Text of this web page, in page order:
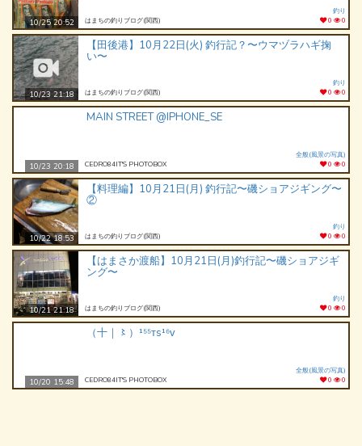
10/25 20:52 はまちの釣りブログ(関西)
釣り
0
0
10/23 21:18
【田後港】10月22日(火) 釣行記？〜ウマヅラハギ掬
い〜
はまちの釣りブログ(関西)
釣り
0
0
10/23 20:18
MAIN STREET @IPHONE_SE
CEDRO84IT'S PHOTOBOX
全般(風景の写真)
0
0
10/22 18:53
【料理編】10月21日(月) 釣行記〜磯ショアジギング〜
②
はまちの釣りブログ(関西)
釣り
0
0
10/21 21:18
【はまさか渡船】10月21日(月)釣行記〜磯ショアジギ
ング〜
はまちの釣りブログ(関西)
釣り
0
0
10/20 15:48
（十｜〻）¹⁵⁵ᴛs¹⁶ᴠ
CEDRO84IT'S PHOTOBOX
全般(風景の写真)
0
0